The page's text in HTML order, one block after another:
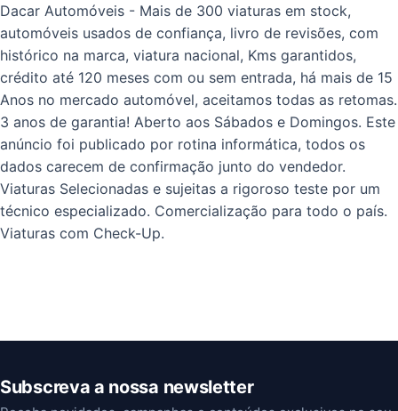
Dacar Automóveis - Mais de 300 viaturas em stock,
automóveis usados de confiança, livro de revisões, com
histórico na marca, viatura nacional, Kms garantidos,
crédito até 120 meses com ou sem entrada, há mais de 15
Anos no mercado automóvel, aceitamos todas as retomas.
3 anos de garantia! Aberto aos Sábados e Domingos. Este
anúncio foi publicado por rotina informática, todos os
dados carecem de confirmação junto do vendedor.
Viaturas Selecionadas e sujeitas a rigoroso teste por um
técnico especializado. Comercialização para todo o país.
Viaturas com Check-Up.
Subscreva a nossa newsletter